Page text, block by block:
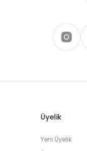
Üyelik
Yeni Üyelik